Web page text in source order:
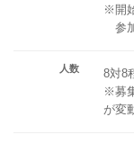
※開
参
人数
8対8
※募
が変